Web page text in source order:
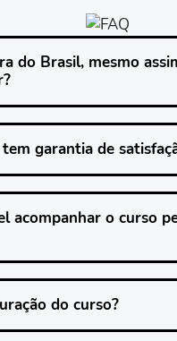
do Brasil, mesmo
garantia de
acompanhar o curso
do curso?